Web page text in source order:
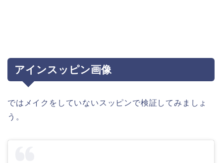
アインスッピン画像
ではメイクをしていないスッピンで検証してみましょ
う。